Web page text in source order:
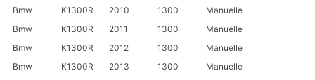
Bmw
K1300R 2010 1300
Manuelle
Bmw
K1300R 2011 1300
Manuelle
Bmw
K1300R 2012 1300
Manuelle
Bmw
K1300R 2013 1300
Manuelle